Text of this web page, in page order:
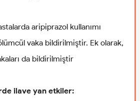
aripiprazol kullanımı
vaka bildirilmiştir. Ek olarak,
da bildirilmiştir
ilave yan etkiler: